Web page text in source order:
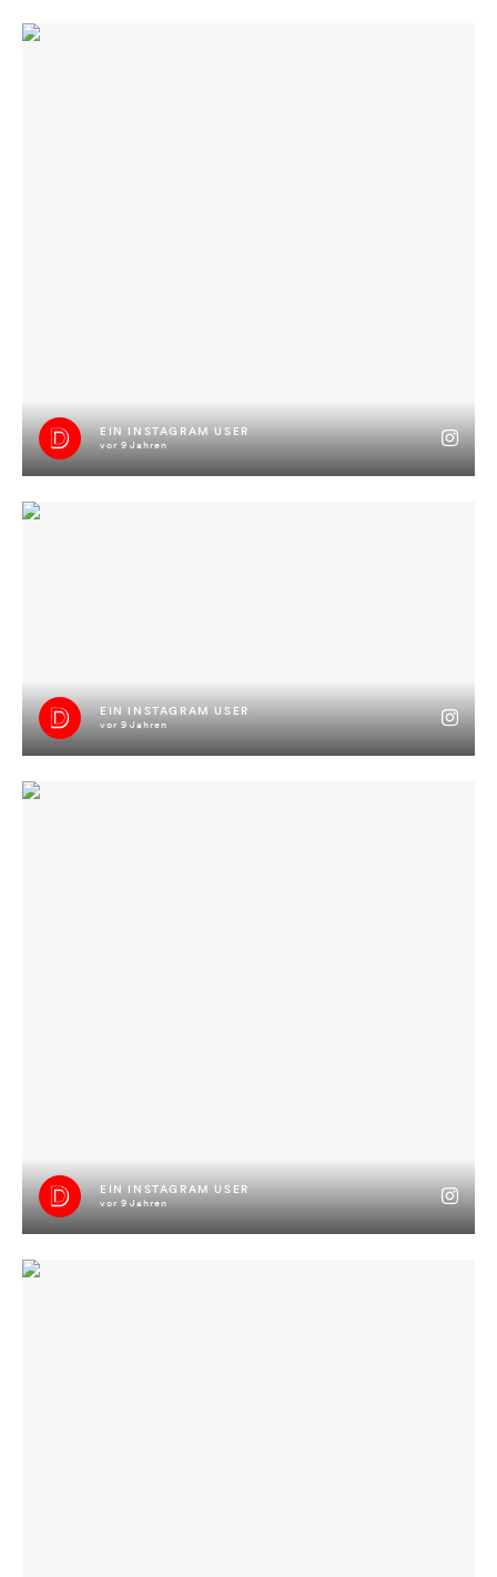
Die Koffer packen die Koffer! Morgen geht’s auf nach Kufstein!
#KU17 #jimmyisimhaus
EIN INSTAGRAM USER
vor 9 Jahren
DANKE fürs kommen, es war uns ein Volkshaus! #jimmyisimhaus
EIN INSTAGRAM USER
vor 9 Jahren
Geniale Stimmung & gewaltiges Finale gestern bei
#jimmyisimhaus mit #jimmyandthegoofballs im #volkshaus
EIN INSTAGRAM USER
vor 9 Jahren
party is not over #jimmyisimhaus